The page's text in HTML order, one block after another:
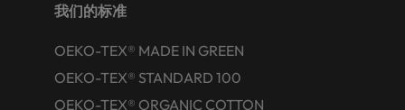
我们的标准
OEKO-TEX® MADE IN GREEN
OEKO-TEX® STANDARD 100
OEKO-TEX® ORGANIC COTTON